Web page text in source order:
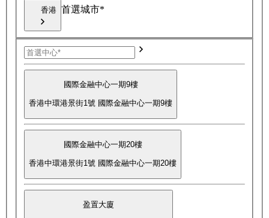
香港 首選城市*
國際金融中心一期9樓
香港中環港景街1號 國際金融中心一期9樓
國際金融中心一期20樓
香港中環港景街1號 國際金融中心一期20樓
盈置大廈